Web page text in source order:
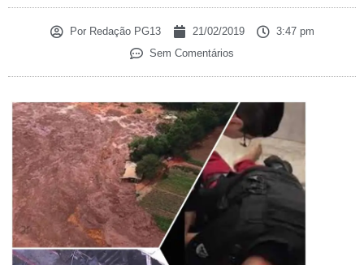
PorRedação PG13 21/02/2019
3:47 pm
Sem Comentários